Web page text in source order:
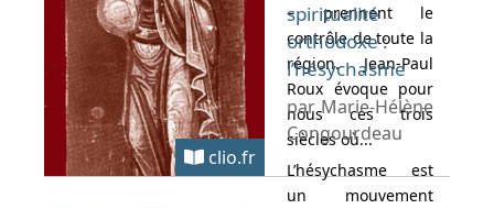
– prennent le
contrôle de toute la
région. Jean-Paul
Roux évoque pour
nous ces trois
siècles où...
clio.fr
spiritualité
orthodoxe :
l’hésychasme
par Marie-Hélène
Congourdeau
L’hésychasme est
un mouvement